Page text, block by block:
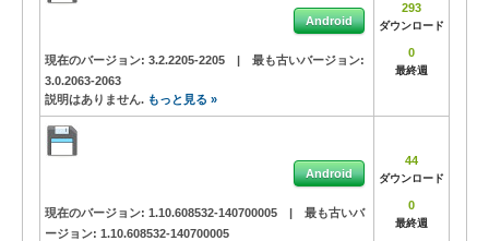
Android
現在のバージョン: 3.2.2205-2205 |
最も古いバージョン:
3.0.2063-2063
説明はありません. もっと見る »
293
ダウンロード
0
最終週
Android
現在のバージョン: 1.10.608532-140700005 |
最も古いバ
ージョン: 1.10.608532-140700005
44
ダウンロード
0
最終週